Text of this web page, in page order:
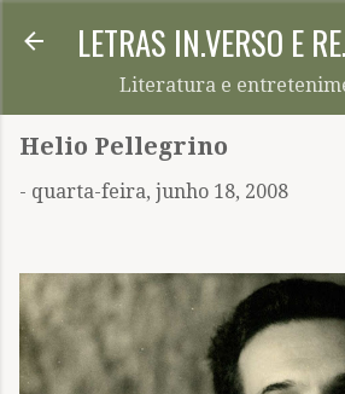
Pular para o conteúdo
LETRAS IN.VERSO E
Literatura e
Helio Pellegrino
- quarta-feira, junho 18, 2008